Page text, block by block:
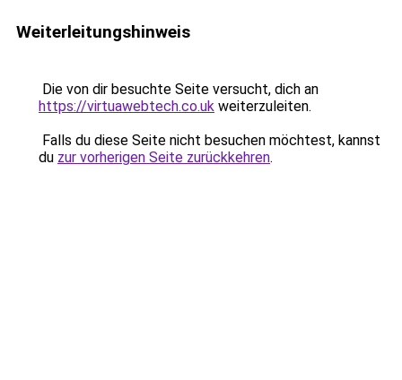
Weiterleitungshinweis
Die von dir besuchte Seite versucht, dich an
https://virtuawebtech.co.uk weiterzuleiten.
Falls du diese Seite nicht besuchen möchtest, kannst
du zur vorherigen Seite zurückkehren.